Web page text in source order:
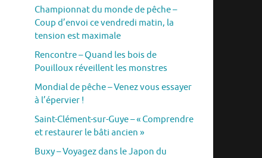
Championnat du monde de pêche –
Coup d’envoi ce vendredi matin, la
tension est maximale
Rencontre – Quand les bois de
Pouilloux réveillent les monstres
Mondial de pêche – Venez vous essayer
à l’épervier !
Saint-Clément-sur-Guye – « Comprendre
et restaurer le bâti ancien »
Buxy – Voyagez dans le Japon du